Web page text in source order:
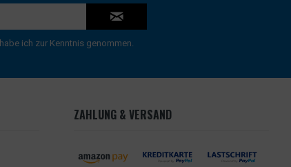
habe ich zur Kenntnis genommen.
ZAHLUNG & VERSAND